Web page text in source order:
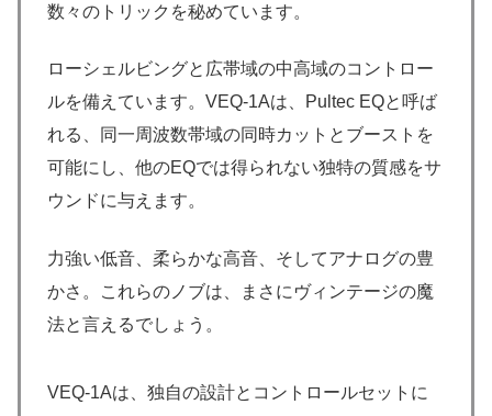
数々のトリックを秘めています。
ローシェルビングと広帯域の中高域のコントロー
ルを備えています。VEQ-1Aは、Pultec EQと呼ば
れる、同一周波数帯域の同時カットとブーストを
可能にし、他のEQでは得られない独特の質感をサ
ウンドに与えます。
力強い低音、柔らかな高音、そしてアナログの豊
かさ。これらのノブは、まさにヴィンテージの魔
法と言えるでしょう。
VEQ-1Aは、独自の設計とコントロールセットに